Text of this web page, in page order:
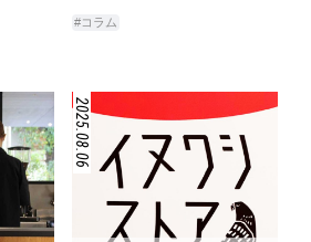
#コラム
2025.08.06